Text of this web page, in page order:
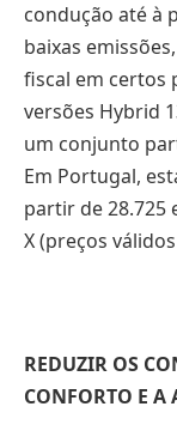
condução até à
baixas
fiscal em certos
versões Hybrid
um conjunto
Em Portugal,
partir de 28.725
X (preços
REDUZIR OS
CONFORTO E